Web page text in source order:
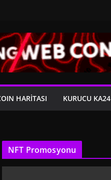
HARITASI KURUCU KA24
NFT Promosyonu